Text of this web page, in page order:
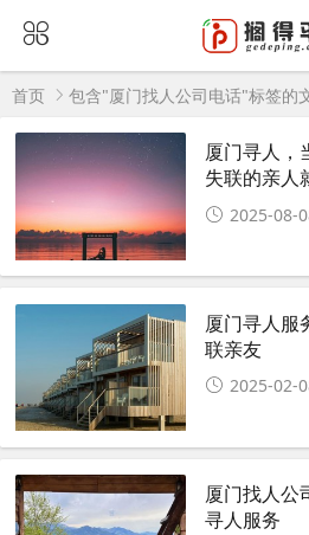
首页 包含"厦门找人公司电话"标签的
厦门寻人，
失联的亲人
2025-08-
厦门寻人服
联亲友
2025-02-
厦门找人公
寻人服务